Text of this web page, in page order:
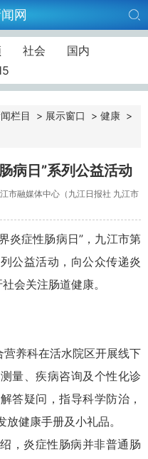
网
社会
国内
栏目 > 展示窗口 > 健康 >
病日”系列公益活动
市融媒体中心（九江日报社 九江市
炎症性肠病日”，九江市第
公益活动，向公众传递炎
会关注肠道健康。
养科在活水院区开展线下
量、疾病咨询及个性化诊
答疑问，指导科学防治，
健康手册及小礼品。
，炎症性肠病并非普通肠